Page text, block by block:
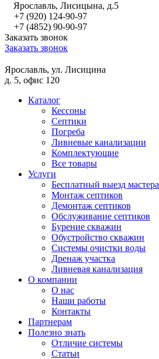
Ярославль, Лисицына, д.5
+7 (920) 124-90-97
+7 (4852) 90-90-97
Заказать звонок
Заказать звонок
Ярославль, ул. Лисицина
д. 5, офис 120
Каталог
Кессоны
Септики
Погреба
Ливневые канализации
Комплектующие
Все товары
Услуги
Бесплатный выезд мастера
Монтаж септиков
Демонтаж септиков
Обслуживание септиков
Бурение скважин
Обустройство скважин
Системы очистки воды
Дренаж участка
Ливневая канализация
О компании
О нас
Наши работы
Контакты
Партнерам
Полезно знать
Отличие системы
Статьи